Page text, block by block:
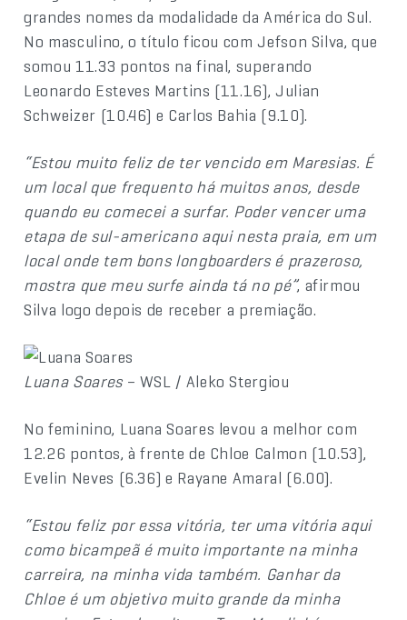
grandes nomes da modalidade da América do Sul.
No masculino, o título ficou com Jefson Silva, que
somou 11.33 pontos na final, superando
Leonardo Esteves Martins (11.16), Julian
Schweizer (10.46) e Carlos Bahia (9.10).
“Estou muito feliz de ter vencido em Maresias. É
um local que frequento há muitos anos, desde
quando eu comecei a surfar. Poder vencer uma
etapa de sul-americano aqui nesta praia, em um
local onde tem bons longboarders é prazeroso,
mostra que meu surfe ainda tá no pé”, afirmou
Silva logo depois de receber a premiação.
Luana Soares – WSL / Aleko Stergiou
No feminino, Luana Soares levou a melhor com
12.26 pontos, à frente de Chloe Calmon (10.53),
Evelin Neves (6.36) e Rayane Amaral (6.00).
“Estou feliz por essa vitória, ter uma vitória aqui
como bicampeã é muito importante na minha
carreira, na minha vida também. Ganhar da
Chloe é um objetivo muito grande da minha